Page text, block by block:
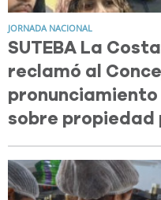
JORNADA NACIONAL
SUTEBA La
reclamó al
sobre